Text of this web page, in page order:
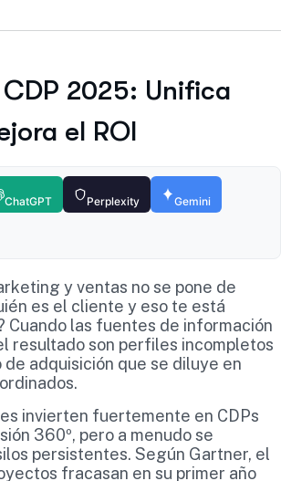
2025: Unifica
el ROI
ChatGPT Perplexity Gemini
y ventas no se pone de
es el cliente y eso te está
Cuando las fuentes de información
resultado son perfiles incompletos
adquisición que se diluye en
invierten fuertemente en CDPs
360º, pero a menudo se
persistentes. Según Gartner, el
fracasan en su primer año